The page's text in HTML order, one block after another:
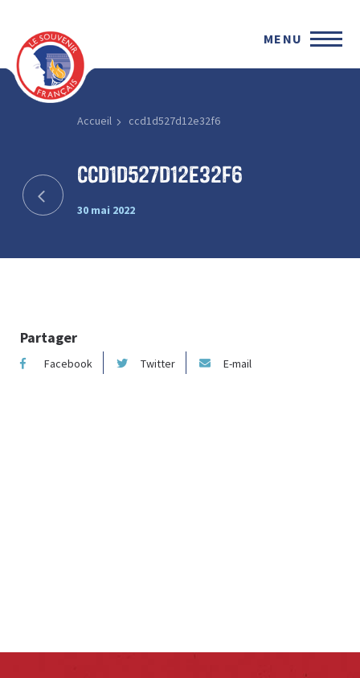
MENU
Accueil ccd1d527d12e32f6
ccd1d527d12e32f6
30 mai 2022
Partager
Facebook Twitter E-mail